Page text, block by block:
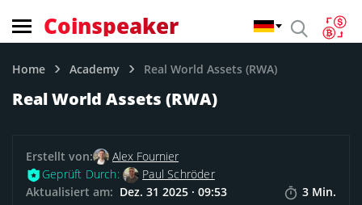
Coinspeaker
Home Academy Real World Assets (RWA)
Real World Assets (RWA)
Erstellt von:
Alex Fournier
Geprüft Durch:
Paul Schröder
Aktualisiert am: Dez. 31 2025 · 09:53 3 Min.